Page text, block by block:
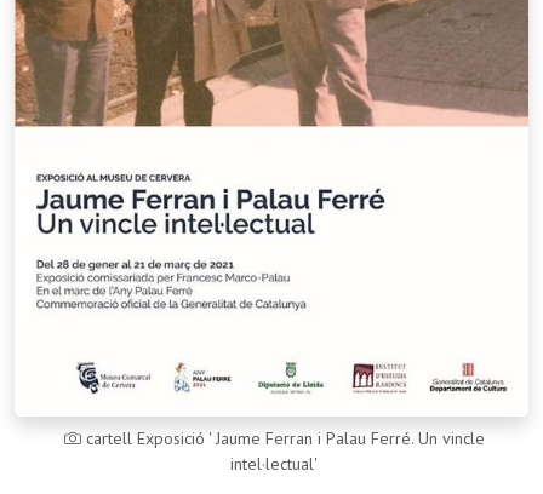
cartell Exposició ' Jaume Ferran i Palau Ferré. Un vincle
intel·lectual'